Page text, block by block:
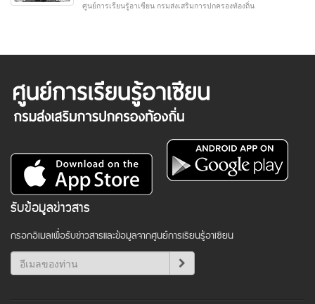
ศูนย์การเรียนรู้อาเซียน กรมส่งเสริมการปกครองท้องถิ่น
รับข้อมูลข่าวสาร
กรอกอีเมลเพื่อรับข่าวสารและข้อมูลจากศูนย์การเรียนรู้อาเซียน